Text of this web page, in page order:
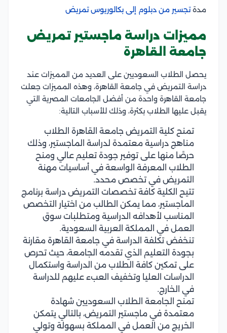
مدةتجسير من دبلوم إلى بكالوريوس تمريض
مميزات دراسة ماجستير تمريض
جامعة القاهرة
يحصل الطلاب السعوديين على العديد من المميزات عند
دراسة التمريض في جامعة القاهرة، وهذه المميزات جعلت
جامعة القاهرة واحدة من أفضل الجامعات المصرية التي
يقبل عليها الطلاب بكثرة، وذلك للأسباب التالية:
تمنح كلية التمريض جامعة القاهرة الطلاب
مناهج دراسية معتمدة لدراسة الماجستير، وذلك
حرصًا منها على توفير جودة تعليم عالي ومنح
الطلاب المعرفة الواسعة في أساسيات مهنة
التمريض في تخصص محدد.
تتيح الكلية كافة تخصصات التمريض دراسة برنامج
الماجستير، مما يمكن الطالب من اختيار التخصص
المناسب لأهدافه الدراسية ومتطلبات سوق
العمل في المملكة العربية السعودية.
تنخفض تكلفة الدراسة في جامعة القاهرة مقارنة
بجودة التعليم الذي تقدمه الجامعة، حيث تحرص
على تمكين كافة الطلاب من الدراسة واستكمال
الدراسات العليا وتخفيف العبء عليهم للدراسة
في الخارج.
تمنح الجامعة الطلاب السعوديين شهادة
معتمدة في ماجستير التمريض، بالتالي يتمكن
الخريج من العمل في المملكة بسهولة وتولي